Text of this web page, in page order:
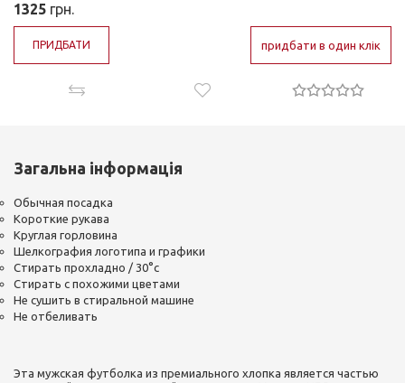
1325 грн.
ПРИДБАТИ придбати в один клік
Загальна інформація
Обычная посадка
Короткие рукава
Круглая горловина
Шелкография логотипа и графики
Стирать прохладно / 30°c
Стирать с похожими цветами
Не сушить в стиральной машине
Не отбеливать
Эта мужская футболка из премиального хлопка является частью